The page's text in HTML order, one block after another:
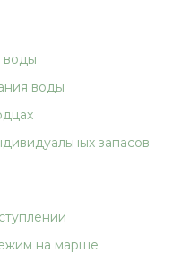
воды
воды
запасов
на марше